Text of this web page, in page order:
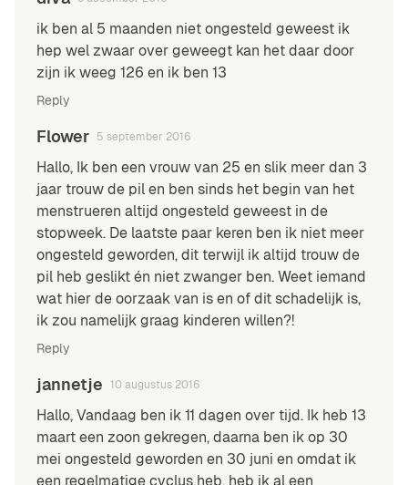
ik ben al 5 maanden niet ongesteld geweest ik
hep wel zwaar over geweegt kan het daar door
zijn ik weeg 126 en ik ben 13
Reply
Flower 5 september 2016
Hallo, Ik ben een vrouw van 25 en slik meer dan 3
jaar trouw de pil en ben sinds het begin van het
menstrueren altijd ongesteld geweest in de
stopweek. De laatste paar keren ben ik niet meer
ongesteld geworden, dit terwijl ik altijd trouw de
pil heb geslikt én niet zwanger ben. Weet iemand
wat hier de oorzaak van is en of dit schadelijk is,
ik zou namelijk graag kinderen willen?!
Reply
jannetje 10 augustus 2016
Hallo, Vandaag ben ik 11 dagen over tijd. Ik heb 13
maart een zoon gekregen, daarna ben ik op 30
mei ongesteld geworden en 30 juni en omdat ik
een regelmatige cyclus heb, heb ik al een